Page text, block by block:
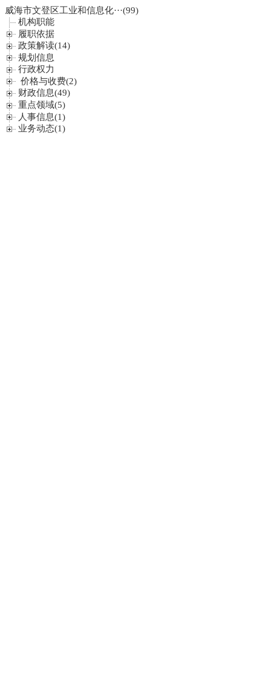
威海市文登区工业和信息化···(99)
机构职能
履职依据
政策解读(14)
规划信息
行政权力
价格与收费(2)
财政信息(49)
重点领域(5)
人事信息(1)
业务动态(1)